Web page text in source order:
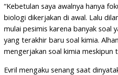
“Kebetulan saya awalnya hanya
biologi dikerjakan di awal. Lalu
mulai pesimis karena banyak soal
yang terakhir baru soal kimia.
mengerjakan soal kimia meskipun
Evril mengaku senang saat